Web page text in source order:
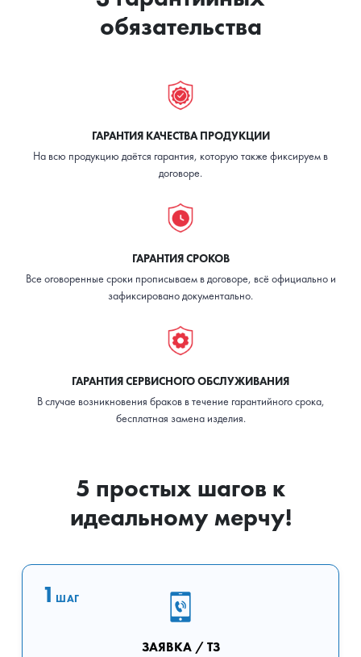
обязательства
ГАРАНТИЯ КАЧЕСТВА ПРОДУКЦИИ
На всю продукцию даётся гарантия, которую также фиксируем в
договоре.
ГАРАНТИЯ СРОКОВ
Все оговоренные сроки прописываем в договоре, всё официально и
зафиксировано документально.
ГАРАНТИЯ СЕРВИСНОГО ОБСЛУЖИВАНИЯ
В случае возникновения браков в течение гарантийного срока,
бесплатная замена изделия.
5 простых шагов к
идеальному мерчу!
1 ШАГ
ЗАЯВКА / ТЗ